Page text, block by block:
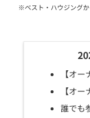
※ベスト・ハウジングか
【オ
【オ
誰でも